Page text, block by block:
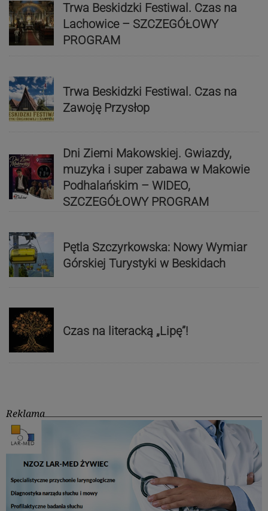
Trwa Beskidzki Festiwal. Czas na
Lachowice – SZCZEGÓŁOWY
PROGRAM
Trwa Beskidzki Festiwal. Czas na
Zawoję Przysłop
Dni Ziemi Makowskiej. Gwiazdy,
muzyka i super zabawa w Makowie
Podhalańskim – WIDEO,
SZCZEGÓŁOWY PROGRAM
Pętla Szczyrkowska: Nowy Wymiar
Górskiej Turystyki w Beskidach
Czas na literacką „Lipę”!
Reklama